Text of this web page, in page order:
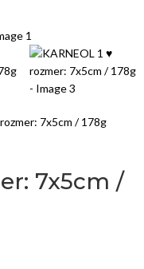
7x5cm / 178g
7x5cm /